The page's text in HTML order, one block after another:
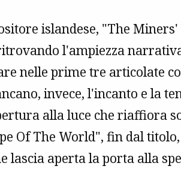
islandese, "The
l'ampiezza
nelle prime tre articolate
invece, l'incanto e la
alla luce che riaffiora
Of The World", fin dal
lascia aperta la porta alla